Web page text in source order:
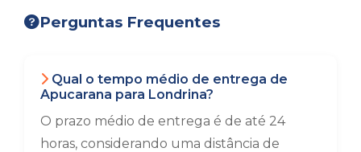
Perguntas Frequentes
Qual o tempo médio de entrega de
Apucarana para Londrina?
O prazo médio de entrega é de até 24
horas, considerando uma distância de